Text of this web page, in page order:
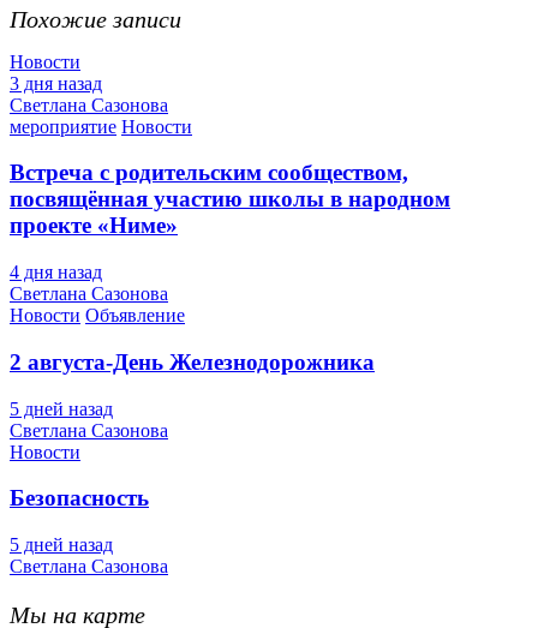
Похожие записи
Новости
3 дня назад
Светлана Сазонова
мероприятие Новости
Встреча с родительским сообществом,
посвящённая участию школы в народном
проекте «Ниме»
4 дня назад
Светлана Сазонова
Новости Объявление
2 августа-День Железнодорожника
5 дней назад
Светлана Сазонова
Новости
Безопасность
5 дней назад
Светлана Сазонова
Мы на карте